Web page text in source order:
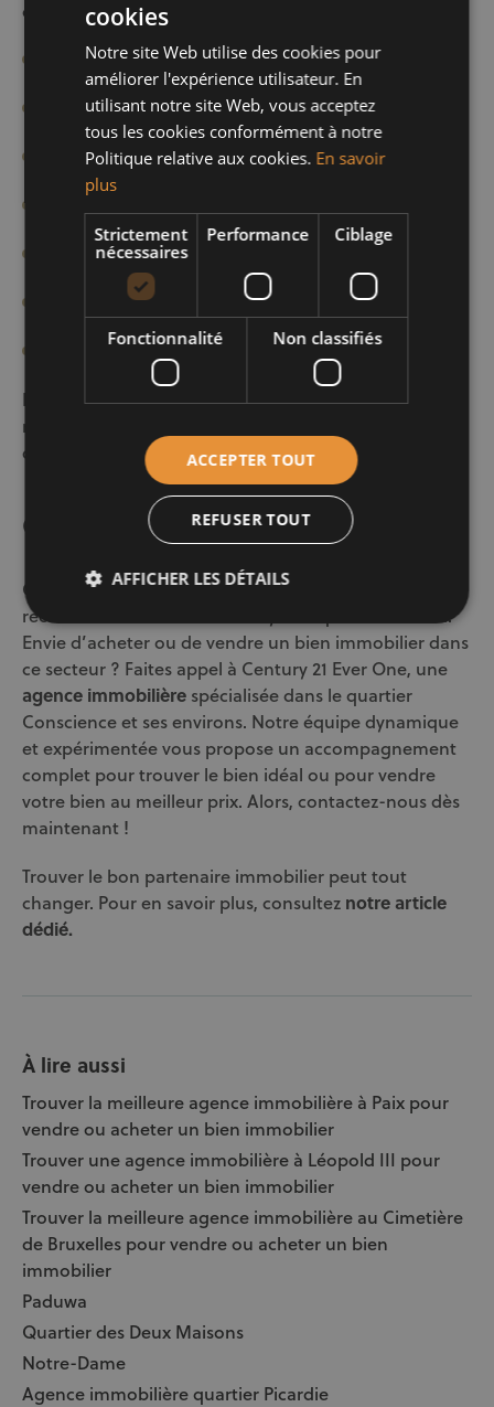
complet :
estimation du bien immobilier,
conseils sur la valorisation du bien,
stratégie de tarification,
négociation,
démarches administratives,
recherche de biens,
Puis, en relation avec un large réseau de propriétaires,
nous vous permettons d’accéder à une offre variée et
de trouver plus facilement le bien idéal.
Conclusion
Conscience est un quartier attractif pour ceux qui
recherchent un cadre de vie dynamique et convivial.
Envie d’acheter ou de vendre un bien immobilier dans
ce secteur ? Faites appel à Century 21 Ever One, une
agence immobilière spécialisée dans le quartier
Conscience et ses environs. Notre équipe dynamique
et expérimentée vous propose un accompagnement
complet pour trouver le bien idéal ou pour vendre
votre bien au meilleur prix. Alors, contactez-nous dès
maintenant !
Trouver le bon partenaire immobilier peut tout
changer. Pour en savoir plus, consultez notre article
dédié.
À lire aussi
Trouver la meilleure agence immobilière à Paix pour
vendre ou acheter un bien immobilier
Trouver une agence immobilière à Léopold III pour
vendre ou acheter un bien immobilier
Trouver la meilleure agence immobilière au Cimetière
de Bruxelles pour vendre ou acheter un bien
immobilier
Paduwa
Quartier des Deux Maisons
Notre-Dame
Agence immobilière quartier Picardie
cookies
Notre site Web utilise des cookies pour
améliorer l'expérience utilisateur. En
utilisant notre site Web, vous acceptez
tous les cookies conformément à notre
Politique relative aux cookies. En savoir
plus
Strictement
nécessaires
Performance Ciblage
Fonctionnalité Non classifiés
ACCEPTER TOUT
REFUSER TOUT
AFFICHER LES DÉTAILS